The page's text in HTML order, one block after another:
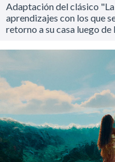
Adaptación del clásico
aprendizajes con los que
retorno a su casa luego